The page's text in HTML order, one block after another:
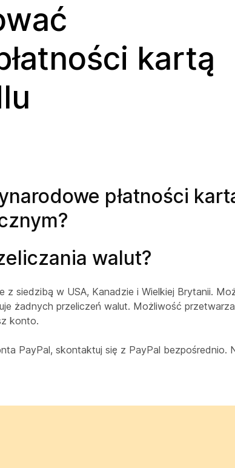
kartą
płatności
walut?
siedzibą w USA, Kanadzie i Wielkiej Brytanii.
żadnych przeliczeń walut. Możliwość
konto.
PayPal, skontaktuj się z PayPal bezpośrednio.